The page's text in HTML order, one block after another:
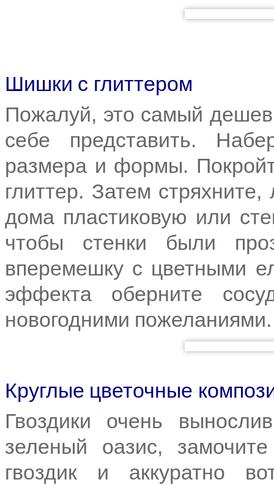
Шишки с глиттером
Пожалуй, это самый
себе представить.
размера и формы.
глиттер. Затем
дома пластиковую или
чтобы стенки были
вперемешку с цветными
эффекта оберните
новогодними
Круглые цветочные
Гвоздики очень
зеленый оазис,
гвоздик и аккуратно